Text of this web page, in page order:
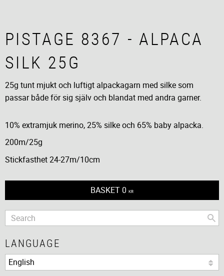
PISTAGE 8367 - ALPACA
SILK 25G
25g tunt mjukt och luftigt alpackagarn med silke som
passar både för sig själv och blandat med andra garner.
10% extramjuk merino, 25% silke och 65% baby alpacka.
200m/25g
Stickfasthet 24-27m/10cm
BASKET 0 KR
LANGUAGE